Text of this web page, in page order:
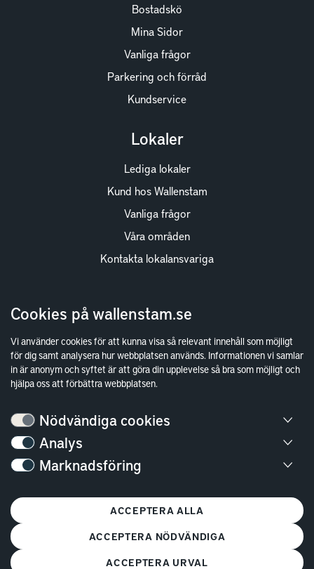
Cookies på wallenstam.se
Vi använder cookies för att kunna visa så relevant innehåll som möjligt
för dig samt analysera hur webbplatsen används. Informationen vi samlar
in är anonym och syftet är att göra din upplevelse så bra som möjligt och
hjälpa oss att förbättra webbplatsen.
Nödvändiga cookies
Analys
Marknadsföring
ACCEPTERA ALLA
ACCEPTERA NÖDVÄNDIGA
ACCEPTERA URVAL
Bostadskö
Mina Sidor
Vanliga frågor
Parkering och förråd
Kundservice
Lokaler
Lediga lokaler
Kund hos Wallenstam
Vanliga frågor
Våra områden
Kontakta lokalansvariga
Finansiella rapporter
Sök fakturamottagare
Hållbarhet
Kontakt
Kundservice
Göteborg